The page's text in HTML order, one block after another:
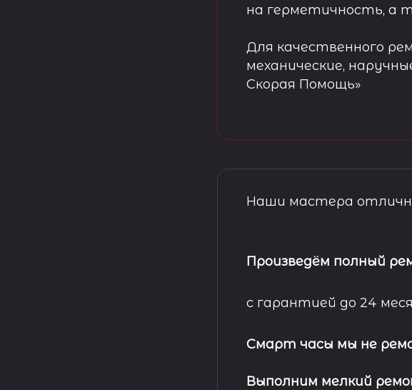
на герметичность, а
Для качественного
механические,
Скорая Помощь»
Наши мастера
Произведём полный
с гарантией до 24
Смарт часы мы не
Выполним мелкий